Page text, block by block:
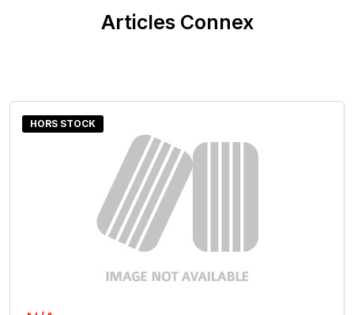
Articles Connex
HORS STOCK